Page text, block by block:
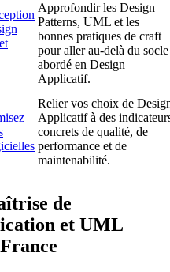
Approfondir les Design
Patterns, UML et les
bonnes pratiques de craft
pour aller au-delà du socle
abordé en Design
Applicatif.
Relier vos choix de
Applicatif à des
concrets de qualité, de
performance et de
maintenabilité.
de
et UML